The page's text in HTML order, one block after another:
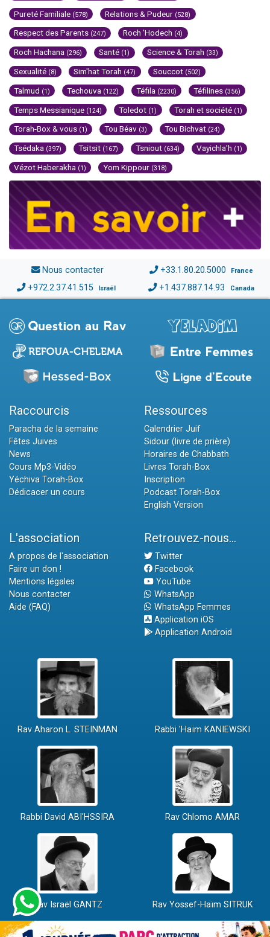
Pureté Familiale (578) Relations & Pudeur (528)
Respect des Parents (247) Roch 'Hodech (4)
Roch Hachana (296) Santé (1) Science & Torah (33)
Sexualité (8) Sim'hat Torah (47) Souccot (502)
Talmud (1) Techouva (122) Téfila (2230) Téfilines (356)
Temps Messianique (124) Toledot (1) Torah et société (1)
Torah-Box & vous (1) Tou Béav (3) Tou Bichvat (24)
Tsédaka (397) Tsitsit (167) Tsniout (634) Vayichla'h (1)
Vézot Haberakha (1) Yom Kippour (318)
Nous contacter +33.1.80.20.5000 France
+972.2.37.41.515 Israël +1.437.887.14.93 Canada
Raccourcis
Paracha de la semaine
Fêtes Juives
News
Cours Mp3-Vidéo
Yéchiva Torah-Box
Dédicacer un cours
Ressources
Calendrier Juif
Sidour (livre de prière)
Horaires de Chabbath
Livres Torah-Box
Inscription
Podcast Torah-Box
English Version
L'association
A propos de l'association
Faire un don !
Mentions légales
Nous contacter
Aide (FAQ)
Retrouvez-nous...
Twitter
Facebook
YouTube
WhatsApp
WhatsApp Femmes
Application iOS
Application Android
Rav Aharon L. STEINMAN Rabbi 'Haïm KANIEWSKI
Rabbi David ABI'HSSIRA Rav Chlomo AMAR
Rav Israël GANTZ Rav Yossef-Haïm SITRUK